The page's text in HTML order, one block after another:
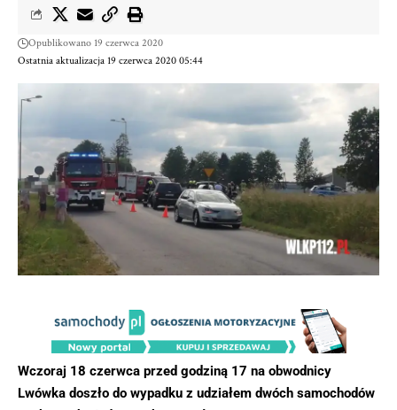
Ostatnia aktualizacja 19 czerwca 2020 05:44
Opublikowano 19 czerwca 2020
Wczoraj 18 czerwca przed godziną 17 na obwodnicy
Lwówka doszło do wypadku z udziałem dwóch samochodów